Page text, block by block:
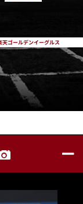
天ゴールデンイーグルス